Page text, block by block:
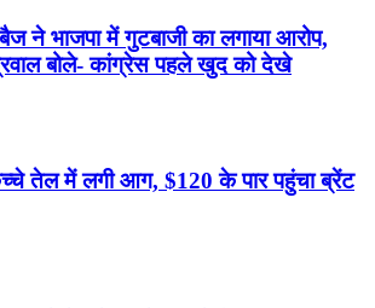
ने भाजपा में गुटबाजी का लगाया आरोप,
बोले- कांग्रेस पहले खुद को देखे
तेल में लगी आग, $120 के पार पहुंचा ब्रेंट